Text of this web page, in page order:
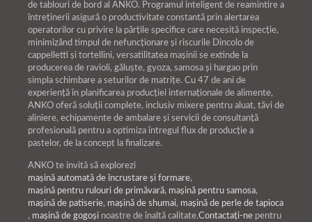
de tablouri de bord al ANKO. Programul inteligent de reamintire a
întreținerii asigură o productivitate constantă prin alertarea
operatorilor cu privire la părțile specifice care necesită inspecție,
minimizând timpul de nefuncționare și riscurile Dincolo de
cappelletti și tortellini, versatilitatea mașinii se extinde la
producerea de ravioli, găluște, gyoza, samosa și hargao prin
simpla schimbare a seturilor de matrițe. Cu 47 de ani de
experiență în planificarea producției internaționale de alimente,
ANKO oferă soluții complete, inclusiv mixere pentru aluat, tăvi de
aliniere, echipamente de ambalare și servicii de consultanță
profesională pentru a optimiza întregul flux de producție a
pastelor, de la concept la finalizare.
ANKO te invită să explorezi
mașină automată de încrustare și formare,
mașină pentru rulouri de primăvară, mașină pentru samosa,
mașină de patiserie, mașină de shumai, mașină de perle de tapioca
, mașină de gogoși noastre de înaltă calitate.Contactați-ne pentru